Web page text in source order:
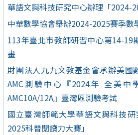
華語文與科技研究中心辦理「2024-
中華數學協會舉辦2024-2025賽季數
113年臺北市教師研習中心第14-19
畫
財團法人九九文教基金會承辦美國
AMC測驗中心『2024年 全美中
AMC10A/12A』臺灣區測驗考試
國立臺灣師範大學華語文與科技
2025科普閱讀力大賽」